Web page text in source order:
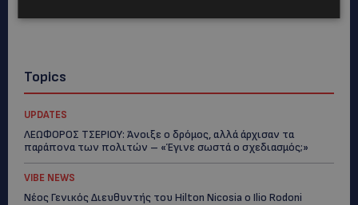
Topics
UPDATES
ΛΕΩΦΟΡΟΣ ΤΣΕΡΙΟΥ: Άνοιξε ο δρόμος, αλλά άρχισαν τα
παράπονα των πολιτών – «Έγινε σωστά ο σχεδιασμός;»
VIBE NEWS
Νέος Γενικός Διευθυντής του Hilton Nicosia ο Ilio Rodoni